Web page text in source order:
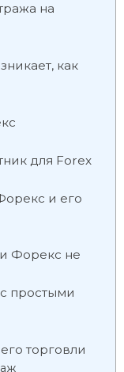
на
как
для Forex
и его
Форекс не
простыми
торговли